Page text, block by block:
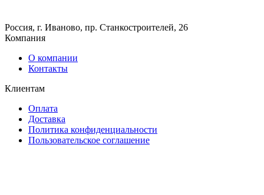
Россия, г. Иваново, пр. Станкостроителей, 26
Компания
О компании
Контакты
Клиентам
Оплата
Доставка
Политика конфиденциальности
Пользовательское соглашение